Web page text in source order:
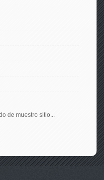
de muestro sitio...